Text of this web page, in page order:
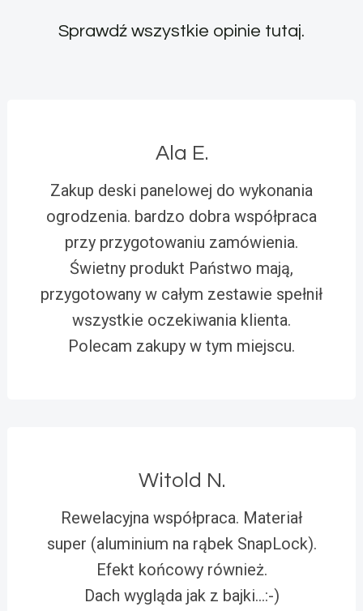
Sprawdź wszystkie opinie tutaj.
Ala E.
Zakup deski panelowej do wykonania
ogrodzenia. bardzo dobra współpraca
przy przygotowaniu zamówienia.
Świetny produkt Państwo mają,
przygotowany w całym zestawie spełnił
wszystkie oczekiwania klienta.
Polecam zakupy w tym miejscu.
Witold N.
Rewelacyjna współpraca. Materiał
super (aluminium na rąbek SnapLock).
Efekt końcowy również.
Dach wygląda jak z bajki…:-)